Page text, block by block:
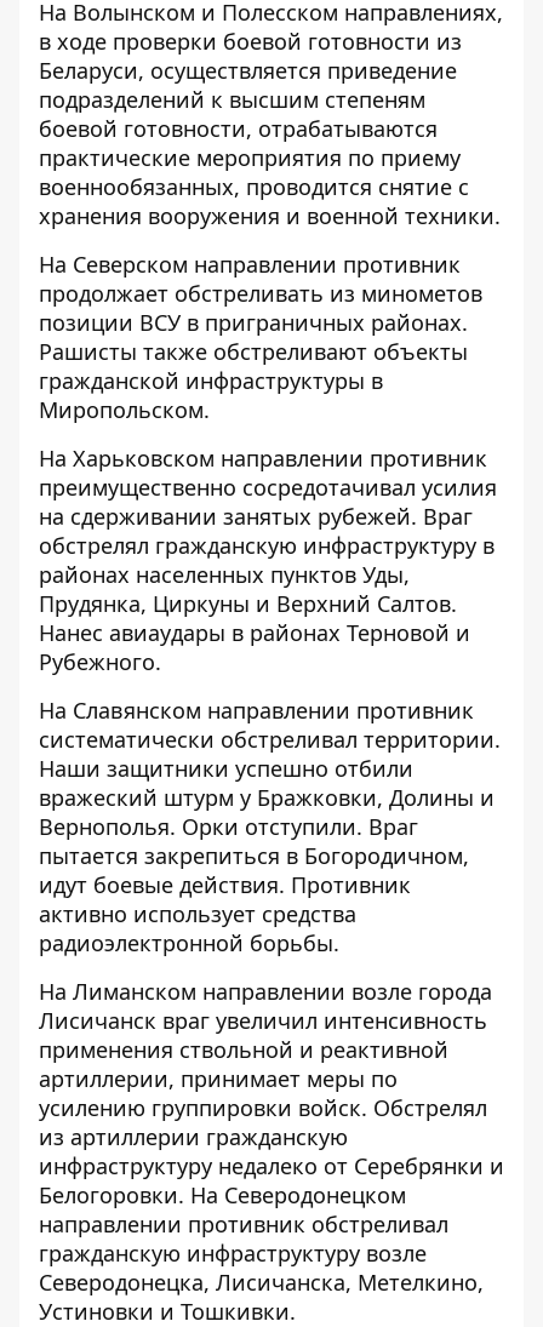
На Волынском и Полесском направлениях,
в ходе проверки боевой готовности из
Беларуси, осуществляется приведение
подразделений к высшим степеням
боевой готовности, отрабатываются
практические мероприятия по приему
военнообязанных, проводится снятие с
хранения вооружения и военной техники.
На Северском направлении противник
продолжает обстреливать из минометов
позиции ВСУ в приграничных районах.
Рашисты также обстреливают объекты
гражданской инфраструктуры в
Миропольском.
На Харьковском направлении противник
преимущественно сосредотачивал усилия
на сдерживании занятых рубежей. Враг
обстрелял гражданскую инфраструктуру в
районах населенных пунктов Уды,
Прудянка, Циркуны и Верхний Салтов.
Нанес авиаудары в районах Терновой и
Рубежного.
На Славянском направлении противник
систематически обстреливал территории.
Наши защитники успешно отбили
вражеский штурм у Бражковки, Долины и
Вернополья. Орки отступили. Враг
пытается закрепиться в Богородичном,
идут боевые действия. Противник
активно использует средства
радиоэлектронной борьбы.
На Лиманском направлении возле города
Лисичанск враг увеличил интенсивность
применения ствольной и реактивной
артиллерии, принимает меры по
усилению группировки войск. Обстрелял
из артиллерии гражданскую
инфраструктуру недалеко от Серебрянки и
Белогоровки. На Северодонецком
направлении противник обстреливал
гражданскую инфраструктуру возле
Северодонецка, Лисичанска, Метелкино,
Устиновки и Тошкивки.